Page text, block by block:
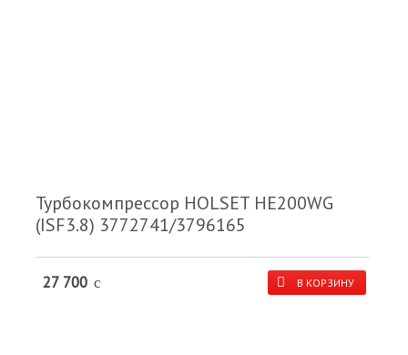
Турбокомпрессор HOLSET HE200WG
(ISF3.8) 3772741/3796165
27 700 c В КОРЗИНУ